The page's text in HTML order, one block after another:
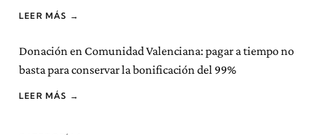
LEER MÁS →
Donación en Comunidad Valenciana: pagar a tiempo no
basta para conservar la bonificación del 99%
LEER MÁS →